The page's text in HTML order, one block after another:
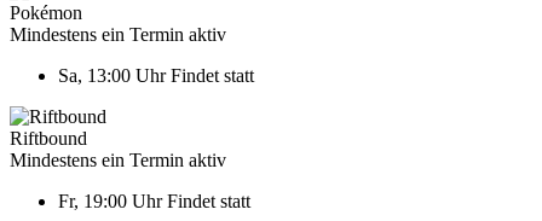
Pokémon
Mindestens ein Termin aktiv
Sa, 13:00 Uhr Findet statt
Riftbound
Mindestens ein Termin aktiv
Fr, 19:00 Uhr Findet statt